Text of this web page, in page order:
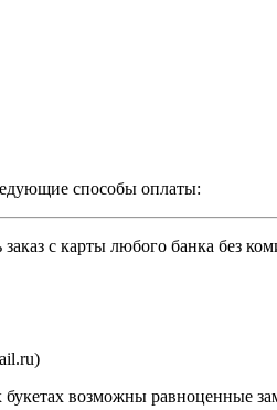
способы оплаты:
с карты любого банка без
возможны равноценные